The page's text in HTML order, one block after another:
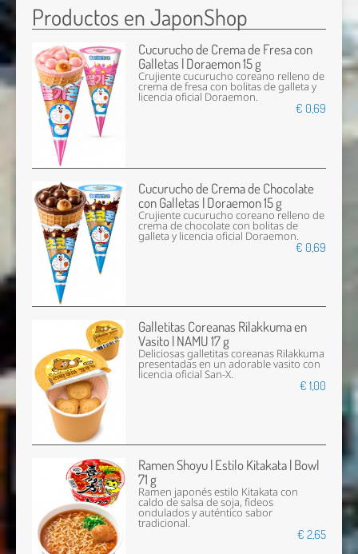
Productos en JaponShop
Cucurucho de Crema de Fresa con
Galletas | Doraemon 15 g
Crujiente cucurucho coreano relleno de
crema de fresa con bolitas de galleta y
licencia oficial Doraemon.
€ 0,69
Cucurucho de Crema de Chocolate
con Galletas | Doraemon 15 g
Crujiente cucurucho coreano relleno de
crema de chocolate con bolitas de
galleta y licencia oficial Doraemon.
€ 0,69
Galletitas Coreanas Rilakkuma en
Vasito | NAMU 17 g
Deliciosas galletitas coreanas Rilakkuma
presentadas en un adorable vasito con
licencia oficial San-X.
€ 1,00
Ramen Shoyu | Estilo Kitakata | Bowl
71 g
Ramen japonés estilo Kitakata con
caldo de salsa de soja, fideos
ondulados y auténtico sabor
tradicional.
€ 2,65